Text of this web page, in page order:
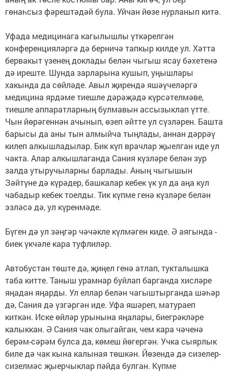
гөнаһсыз фәрештәдәй була. Уйчан йөзе нурланып китә.
Уфада медицинага кагылышлы үткәрелгән
конференцияләргә дә берничә тапкыр килде ул. Хәтта
бервакыт үзенең доклады белән чыгыш ясау бәхетенә
дә иреште. Шунда зарларына кушып, уңышлары
хакында да сөйләде. Авыл җирендә яшәүчеләргә
медицина ярдәме тиешле дәрәҗәдә күрсәтелмәве,
тиешле аппаратларның булмавын ассызыклап үтте.
Чын йөрәгеннән ачынып, өзеп әйтте ул сүзләрен. Башта
барысы да аны тын алмыйча тыңлады, аннан дәррәү
килеп алкышладылар. Бик күп врачлар җыелган иде ул
чакта. Алар алкышлаганда Сания күзләре белән зур
залда утыручыларны барлады. Аның чыгышын
Зәйтүне дә күрәдер, башкалар кебек үк ул да аңа кул
чабадыр кебек тоелды. Тик күпме генә күзләре белән
эзләсә дә, ул күренмәде.
Бүген дә ул зәңгәр чәчәкле күлмәген киде. Ә аягында -
биек үкчәле кара туфлиләр.
Автобустан төште дә, җиңел генә атлап, тукталышка
таба китте. Таныш урамнар буйлап барганда хисләре
яңадан яңарды. Ул еллар белән чагыштырганда шәһәр
дә, Сания дә үзгәргән иде. Уфа яшәреп, матураеп
киткән. Иске өйләр урынына яңалары, биегрәкләре
калыккан. Ә Сания чак олыгайган, чем кара чәченә
берәм-сәрәм булса да, көмеш йөгергән. Учка сыярлык
биле дә чак кына калыная төшкән. Йөзендә дә сизелер-
сизелмәс җыерчыклар пәйда булган. Күпме